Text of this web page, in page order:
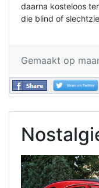
daarna kosteloos
die blind of
Gemaakt op